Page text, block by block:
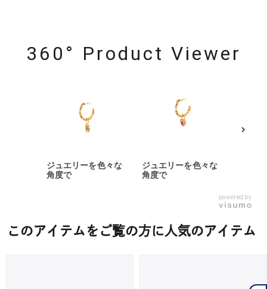
360° Product Viewer
ジュエリーを色々な
角度で
ジュエリーを色々な
角度で
powered by
このアイテムをご覧の方に人気のアイテム